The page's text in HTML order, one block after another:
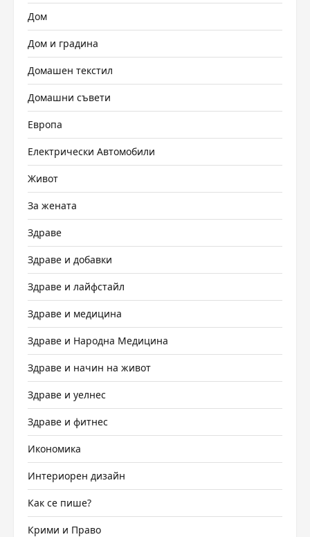
Дом
Дом и градина
Домашен текстил
Домашни съвети
Европа
Електрически Автомобили
Живот
За жената
Здраве
Здраве и добавки
Здраве и лайфстайл
Здраве и медицина
Здраве и Народна Медицина
Здраве и начин на живот
Здраве и уелнес
Здраве и фитнес
Икономика
Интериорен дизайн
Как се пише?
Крими и Право